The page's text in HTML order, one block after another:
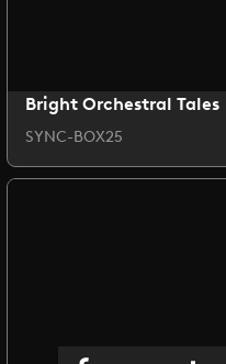
Bright Orchestral Tales
SYNC-BOX25